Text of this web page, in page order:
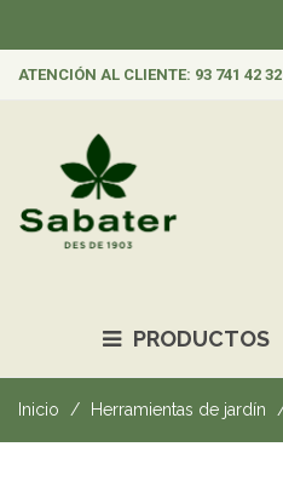
ATENCIÓN AL CLIENTE: 93 741 42 32
PRODUCTOS
Inicio Herramientas de jardín